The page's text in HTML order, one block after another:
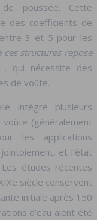
poussée. Cette
des coefficients de
3 et 5 pour les
ces structures repose
, qui nécessite des
de voûte.
intègre plusieurs
(généralement
les applications
et l’état
études récentes
siècle conservent
initiale après 150
d’eau aient été